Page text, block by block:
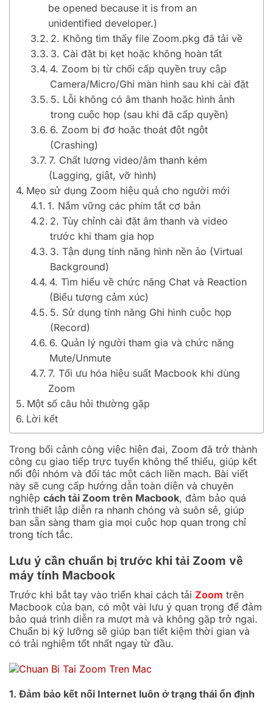
be opened because it is from an
unidentified developer.)
2. Không tìm thấy file Zoom.pkg đã tải về
3. Cài đặt bị kẹt hoặc không hoàn tất
4. Zoom bị từ chối cấp quyền truy cập
Camera/Micro/Ghi màn hình sau khi cài đặt
5. Lỗi không có âm thanh hoặc hình ảnh
trong cuộc họp (sau khi đã cấp quyền)
6. Zoom bị đơ hoặc thoát đột ngột
(Crashing)
7. Chất lượng video/âm thanh kém
(Lagging, giật, vỡ hình)
Mẹo sử dụng Zoom hiệu quả cho người mới
1. Nắm vững các phím tắt cơ bản
2. Tùy chỉnh cài đặt âm thanh và video
trước khi tham gia họp
3. Tận dụng tính năng hình nền ảo (Virtual
Background)
4. Tìm hiểu về chức năng Chat và Reaction
(Biểu tượng cảm xúc)
5. Sử dụng tính năng Ghi hình cuộc họp
(Record)
6. Quản lý người tham gia và chức năng
Mute/Unmute
7. Tối ưu hóa hiệu suất Macbook khi dùng
Zoom
Một số câu hỏi thường gặp
Lời kết
Trong bối cảnh công việc hiện đại, Zoom đã trở thành
công cụ giao tiếp trực tuyến không thể thiếu, giúp kết
nối đội nhóm và đối tác một cách liền mạch. Bài viết
này sẽ cung cấp hướng dẫn toàn diện và chuyên
nghiệp cách tải Zoom trên Macbook, đảm bảo quá
trình thiết lập diễn ra nhanh chóng và suôn sẻ, giúp
bạn sẵn sàng tham gia mọi cuộc họp quan trọng chỉ
trong tích tắc.
Lưu ý cần chuẩn bị trước khi tải Zoom về
máy tính Macbook
Trước khi bắt tay vào triển khai cách tải Zoom trên
Macbook của bạn, có một vài lưu ý quan trọng để đảm
bảo quá trình diễn ra mượt mà và không gặp trở ngại.
Chuẩn bị kỹ lưỡng sẽ giúp bạn tiết kiệm thời gian và
có trải nghiệm tốt nhất ngay từ đầu.
1. Đảm bảo kết nối Internet luôn ở trạng thái ổn định